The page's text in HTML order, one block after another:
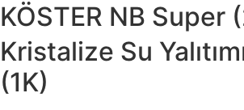
KÖSTER NB Super
Kristalize Su
(1K)